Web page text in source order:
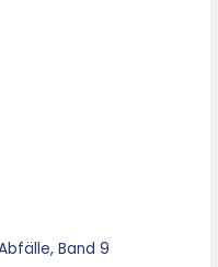
Band 9